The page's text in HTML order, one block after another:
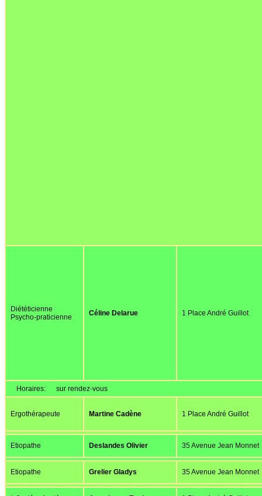
Diététicienne
Psycho-praticienne
Céline Delarue 1 Place André Guillot
Horaires: sur rendez-vous
Ergothérapeute Martine Cadène 1 Place André Guillot
Etiopathe Deslandes Olivier 35 Avenue Jean Monnet
Etiopathe Grelier Gladys 35 Avenue Jean Monnet